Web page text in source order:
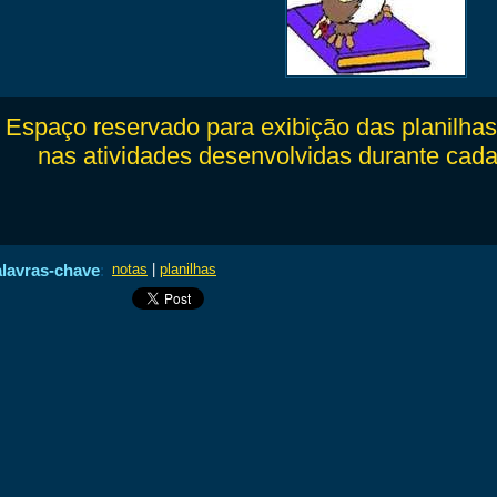
Espaço reservado para exibição das
nas atividades desenvolvidas durante
chave: notas planilhas